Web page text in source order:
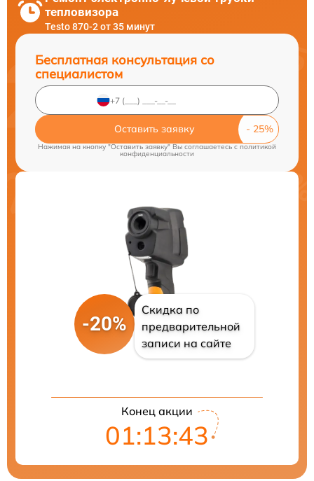
тепловизора
Testo 870-2 от 35 минут
Бесплатная консультация со
специалистом
Оставить заявку
Нажимая на кнопку "Оставить заявку" Вы соглашаетесь cполитикой
конфиденциальности
-20%
Скидка по
предварительной
записи на сайте
Конец акции
01:13:42